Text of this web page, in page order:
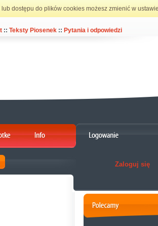
dostępu do plików cookies możesz zmienić w
:: Teksty Piosenek:: Pytania i odpowiedzi
Zaloguj się